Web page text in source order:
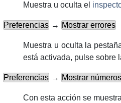
Muestra u oculta el
Preferencias → Mostrar errores
Muestra u oculta la
está activada, pulse sobre
Preferencias → Mostrar
Con esta acción se